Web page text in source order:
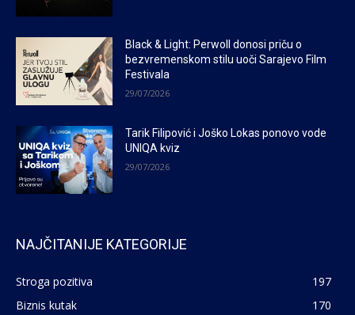
Black & Light: Perwoll donosi priču o
bezvremenskom stilu uoči Sarajevo Film
Festivala
29/07/2026
Tarik Filipović i Joško Lokas ponovo vode
UNIQA kviz
29/07/2026
NAJČITANIJE KATEGORIJE
Stroga pozitiva
197
Biznis kutak
170